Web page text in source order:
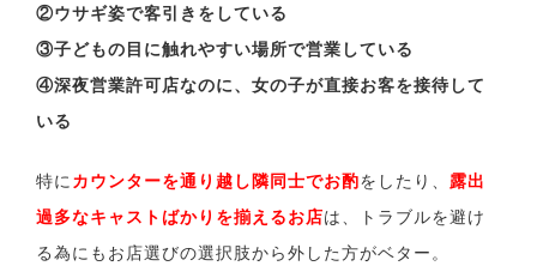
②ウサギ姿で客引きをしている
③子どもの目に触れやすい場所で営業している
④深夜営業許可店なのに、女の子が直接お客を接待して
いる
特に カウンターを通り越し隣同士でお酌をしたり、 露出
過多なキャストばかりを揃えるお店は、トラブルを避け
る為にもお店選びの選択肢から外した方がベター。